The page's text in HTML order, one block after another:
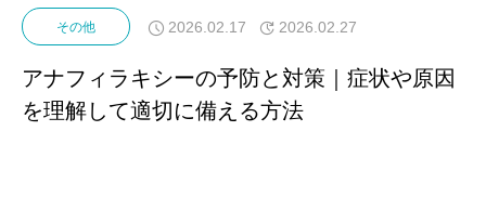
その他 2026.02.17 2026.02.27
アナフィラキシーの予防と対策｜症状や原因
を理解して適切に備える方法